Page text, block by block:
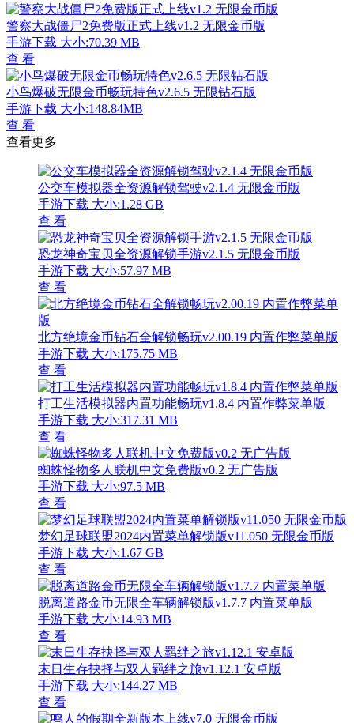
警察大战僵尸2免费版正式上线v1.2 无限金币版
手游下载 大小:70.39 MB
查 看
小鸟爆破无限金币畅玩特色v2.6.5 无限钻石版
手游下载 大小:148.84MB
查 看
查看更多
公交车模拟器全资源解锁驾驶v2.1.4 无限金币版
手游下载 大小:1.28 GB
查 看
恐龙神奇宝贝全资源解锁手游v2.1.5 无限金币版
手游下载 大小:57.97 MB
查 看
北方绝境金币钻石全解锁畅玩v2.00.19 内置作弊菜单版
手游下载 大小:175.75 MB
查 看
打工生活模拟器内置功能畅玩v1.8.4 内置作弊菜单版
手游下载 大小:317.31 MB
查 看
蜘蛛怪物多人联机中文免费版v0.2 无广告版
手游下载 大小:97.5 MB
查 看
梦幻足球联盟2024内置菜单解锁版v11.050 无限金币版
手游下载 大小:1.67 GB
查 看
脱离道路金币无限全车辆解锁版v1.7.7 内置菜单版
手游下载 大小:14.93 MB
查 看
末日生存抉择与双人羁绊之旅v1.12.1 安卓版
手游下载 大小:144.27 MB
查 看